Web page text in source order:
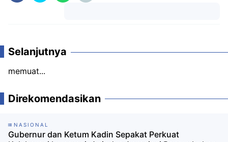
Selanjutnya
memuat...
Direkomendasikan
NASIONAL
Gubernur dan Ketum Kadin Sepakat Perkuat